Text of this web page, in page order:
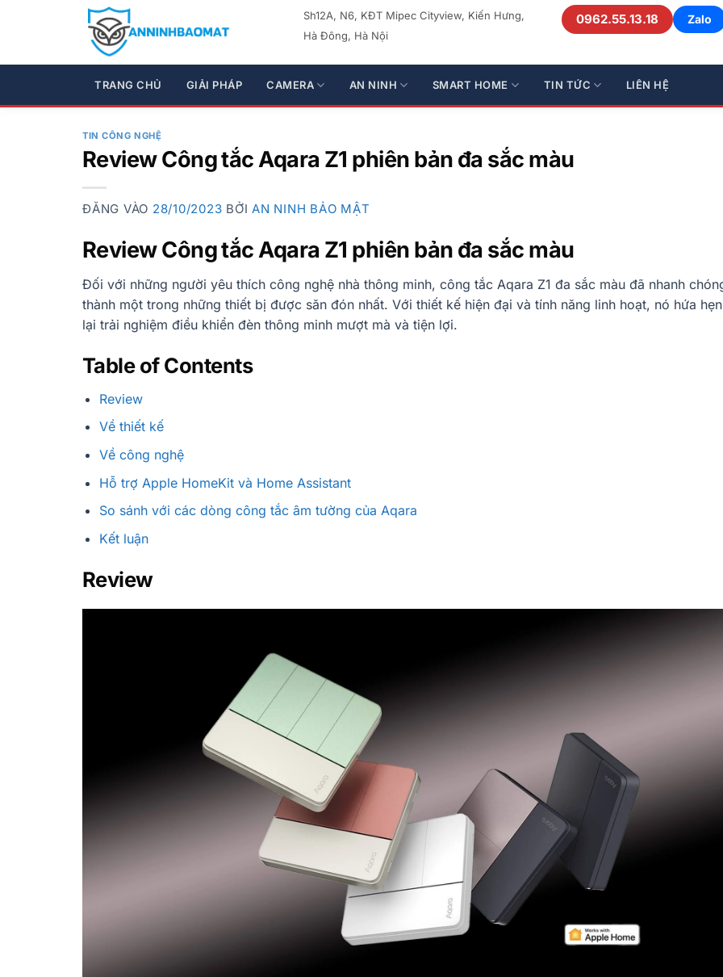
dung
Sh12A, N6, KĐT Mipec Cityview, Kiến Hưng,
Hà Đông, Hà Nội
0962.55.13.18 Zalo
TRANG CHỦ GIẢI PHÁP CAMERA AN NINH SMART HOME TIN TỨC LIÊN HỆ
TIN CÔNG NGHỆ
Review Công tắc Aqara Z1 phiên bản đa sắc màu
ĐĂNG VÀO 28/10/2023 BỞI AN NINH BẢO MẬT
Review Công tắc Aqara Z1 phiên bản đa sắc màu
Đối với những người yêu thích công nghệ nhà thông minh, công tắc Aqara Z1 đa sắc màu đã nhanh
thành một trong những thiết bị được săn đón nhất. Với thiết kế hiện đại và tính năng linh hoạt, nó hứa
lại trải nghiệm điều khiển đèn thông minh mượt mà và tiện lợi.
Table of Contents
Review
Về thiết kế
Về công nghệ
Hỗ trợ Apple HomeKit và Home Assistant
So sánh với các dòng công tắc âm tường của Aqara
Kết luận
Review